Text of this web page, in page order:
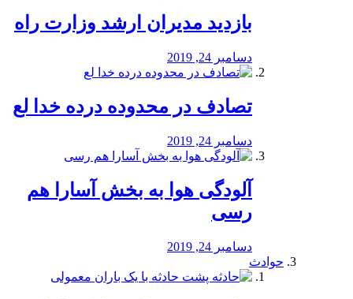
بازدید مدیران ارشد وزارت راه
دسامبر 24, 2019
تصادف در محدوده درده خدا لع
دسامبر 24, 2019
آلودگی هوا به بخش آسارا هم
رسی
دسامبر 24, 2019
حوادث